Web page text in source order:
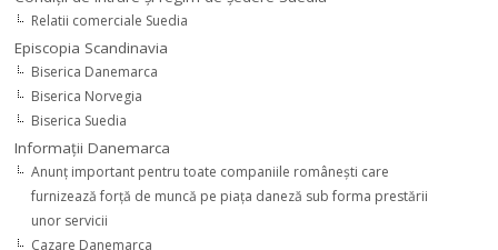
Relatii comerciale Suedia
Episcopia Scandinavia
Biserica Danemarca
Biserica Norvegia
Biserica Suedia
Informaţii Danemarca
Anunţ important pentru toate companiile româneşti care
furnizează forţă de muncă pe piaţa daneză sub forma prestării
unor servicii
Cazare Danemarca